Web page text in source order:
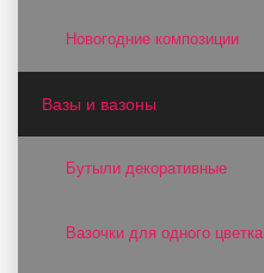
Новогодние композиции
Вазы и вазоны
Бутыли декоративные
Вазочки для одного цветка